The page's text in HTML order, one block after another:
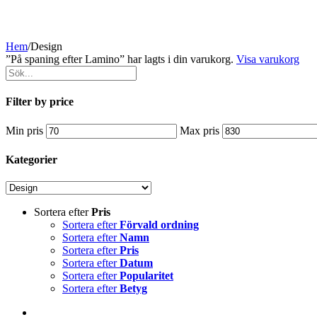
Hem/Design
”På spaning efter Lamino” har lagts i din varukorg. Visa varukorg
Filter by price
Min pris Max pris
Kategorier
Sortera efterPris
Sortera efterFörvald ordning
Sortera efterNamn
Sortera efterPris
Sortera efterDatum
Sortera efterPopularitet
Sortera efterBetyg